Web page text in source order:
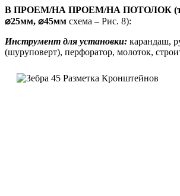
В ПРОЕМ/НА ПРОЕМ/НА ПОТОЛОК
⌀25мм, ⌀45мм схема – Рис. 8):
Инструмент для установки: карандаш,
(шуруповерт), перфоратор, молоток,